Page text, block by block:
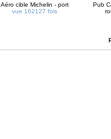
Aéro cible Michelin - port
vue 162127 fois
Pub